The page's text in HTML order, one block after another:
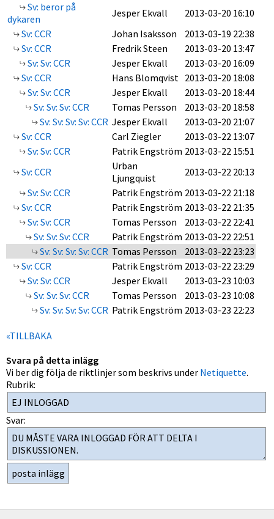
Sv: beror på
dykaren
Jesper Ekvall
2013-03-20 16:10
Sv: CCR
Johan Isaksson
2013-03-19 22:38
Sv: CCR
Fredrik Steen
2013-03-20 13:47
Sv: Sv: CCR
Jesper Ekvall
2013-03-20 16:09
Sv: CCR
Hans Blomqvist 2013-03-20 18:08
Sv: Sv: CCR
Jesper Ekvall
2013-03-20 18:44
Sv: Sv: Sv: CCR
Tomas Persson
2013-03-20 18:58
Sv: Sv: Sv: Sv: CCR Jesper Ekvall
2013-03-20 21:07
Sv: CCR
Carl Ziegler
2013-03-22 13:07
Sv: Sv: CCR
Patrik Engström 2013-03-22 15:51
Sv: CCR
Urban
Ljungquist
2013-03-22 20:13
Sv: Sv: CCR
Patrik Engström 2013-03-22 21:18
Sv: CCR
Patrik Engström 2013-03-22 21:35
Sv: Sv: CCR
Tomas Persson
2013-03-22 22:41
Sv: Sv: Sv: CCR
Patrik Engström 2013-03-22 22:51
Sv: Sv: Sv: Sv: CCR Tomas Persson
2013-03-22 23:23
Sv: CCR
Patrik Engström 2013-03-22 23:29
Sv: Sv: CCR
Jesper Ekvall
2013-03-23 10:03
Sv: Sv: Sv: CCR
Tomas Persson
2013-03-23 10:08
Sv: Sv: Sv: Sv: CCR Patrik Engström 2013-03-23 22:23
«TILLBAKA
Svara på detta inlägg
Vi ber dig följa de riktlinjer som beskrivs under Netiquette.
Rubrik:
Svar: